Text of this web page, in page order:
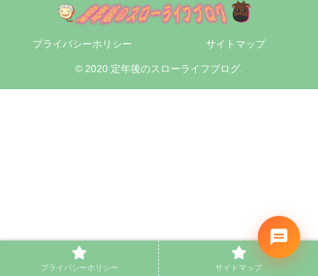
プライバシーホリシー サイトマップ
© 2020 定年後のスローライフブログ.
プライバシーホリシー サイトマップ